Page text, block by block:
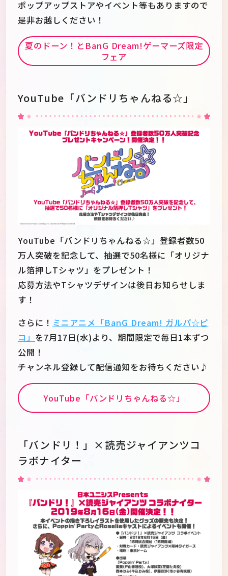
ポップアップストアやイベント等もありますので
是非お越しください！
夏のドーン！とBanG Dream!ゲーマーズ限定
フェア
YouTube「バンドリちゃんねる☆」
YouTube「バンドリちゃんねる☆」登録者数50
万人突破を記念して、抽選で50名様に「オリジナ
ル箔押しTシャツ」をプレゼント！
応募方法やTシャツデザインは後日お知らせしま
す！
さらに！ ミニアニメ「BanG Dream! ガルパ☆ピ
コ」 を7月17日(水)より、期間限定で毎日1本ずつ
公開！
チャンネル登録して配信通知をお待ちください♪
YouTube「バンドリちゃんねる☆」
「バンドリ！」×読売ジャイアンツコ
ラボナイター